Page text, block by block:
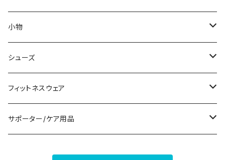
ノースリーブ
パンツドレス
ナイトドレス
その他
ピアス
コサージュ
リング
その他
ショーツ
タンクトップ/キャミソール
半袖/5分
7分/長袖
サブバッグ
クラッチバッグ
トートバッグ
ショルダーバッグ
小物
マフラー/スカーフ/ストール
財布
アクセサリーケース
シューズ
スニーカー
ブーツ
フィットネスウェア
セット販売
サポーター/ケア用品